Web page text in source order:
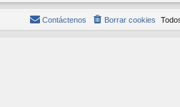
Borrar cookies
Contáctenos